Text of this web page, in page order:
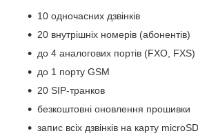
10 одночасних дзвінків
20 внутрішніх номерів (абонентів)
до 4 аналогових портів (FXO, FXS)
до 1 порту GSM
20 SIP-транков
безкоштовні оновлення прошивки
запис всіх дзвінків на карту microSD